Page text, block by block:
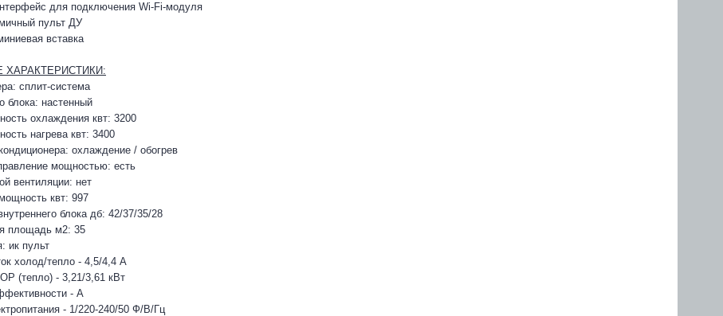
для подключения Wi-Fi-модуля
пульт ДУ
вставка
ХАРАКТЕРИСТИКИ:
сплит-система
блока: настенный
охлаждения квт: 3200
нагрева квт: 3400
охлаждение / обогрев
мощностью: есть
вентиляции: нет
квт: 997
блока дб: 42/37/35/28
площадь м2: 35
ик пульт
холод/тепло - 4,5/4,4 А
(тепло) - 3,21/3,61 кВт
- А
- 1/220-240/50 Ф/В/Гц